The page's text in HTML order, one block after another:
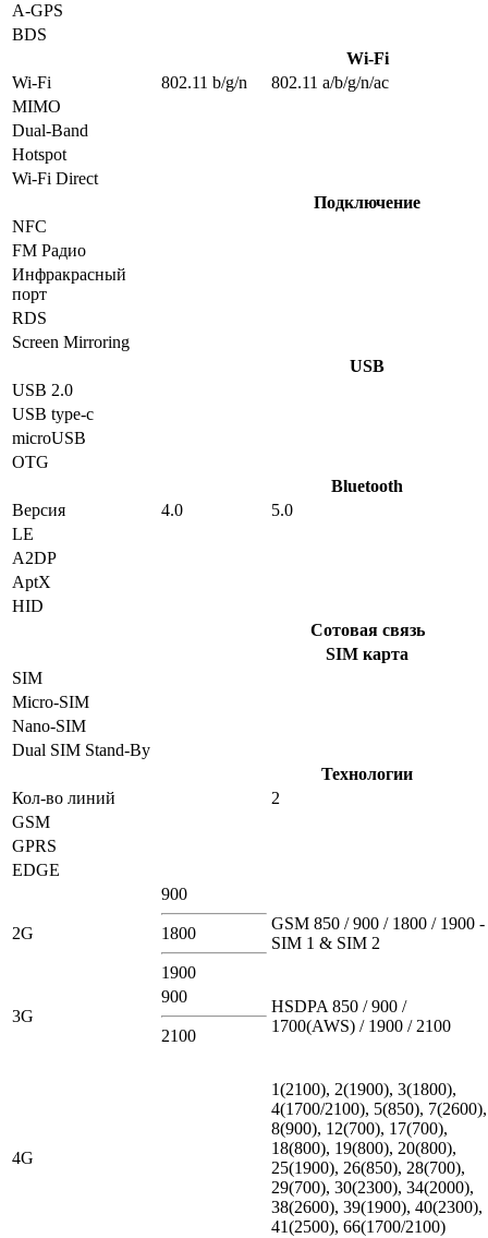
A-GPS
BDS
Wi-Fi
Wi-Fi
802.11 b/g/n
802.11 a/b/g/n/ac
MIMO
Dual-Band
Hotspot
Wi-Fi Direct
Подключение
NFC
FM Радио
Инфракрасный
порт
RDS
Screen Mirroring
USB
USB 2.0
USB type-c
microUSB
OTG
Bluetooth
Версия
4.0
5.0
LE
A2DP
AptX
HID
Сотовая связь
SIM карта
SIM
Micro-SIM
Nano-SIM
Dual SIM Stand-By
Технологии
Кол-во линий
2
GSM
GPRS
EDGE
2G
900
1800
1900
GSM 850 / 900 / 1800 / 1900 -
SIM 1 & SIM 2
3G
900
2100
HSDPA 850 / 900 /
1700(AWS) / 1900 / 2100
4G
1(2100), 2(1900), 3(1800),
4(1700/2100), 5(850), 7(2600),
8(900), 12(700), 17(700),
18(800), 19(800), 20(800),
25(1900), 26(850), 28(700),
29(700), 30(2300), 34(2000),
38(2600), 39(1900), 40(2300),
41(2500), 66(1700/2100)